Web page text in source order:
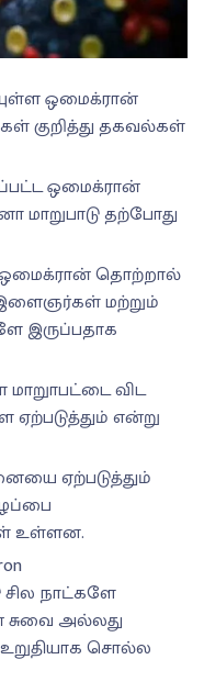
ஒமைக்ரான்
குறித்து தகவல்கள்
ஒமைக்ரான்
மாறுபாடு தற்போது
ஒமைக்ரான் தொற்றால்
மற்றும்
இருப்பதாக
விட
ஏற்படுத்தும் என்று
ஏற்படுத்தும்
உள்ளன.
நாட்களே
அல்லது
சொல்ல